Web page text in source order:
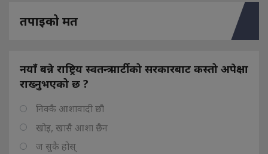
तपाइको मत
नयाँ बन्ने राष्ट्रिय स्वतन्त्र पार्टीको सरकारबाट कस्तो अपेक्षा
राख्नुभएको छ ?
निक्कै आशावादी छौ
खोइ, खासै आशा छैन
ज सुकै होस्